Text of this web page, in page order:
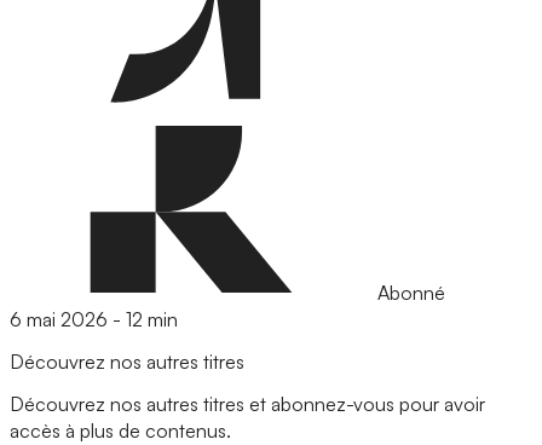
Abonné
6 mai 2026 - 12 min
Découvrez nos autres titres
Découvrez nos autres titres et abonnez-vous pour avoir
accès à plus de contenus.